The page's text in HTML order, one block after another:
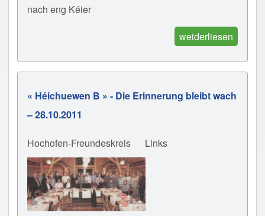
nach eng Kéier
weiderliesen
« Héichuewen B » - Die Erinnerung bleibt wach
– 28.10.2011
Hochofen-Freundeskreis Links